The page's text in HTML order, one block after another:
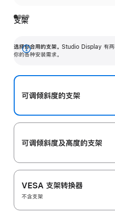
支架
选择你合用的支架。 Studio Display 有两
你的各种安装需求。
展
可调倾斜度的支架
可调倾斜度及高‍度的支‍架
VESA 支架转换器
不含支架